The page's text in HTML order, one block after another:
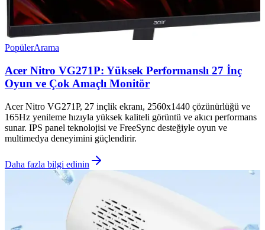
PopülerArama
Acer Nitro VG271P: Yüksek Performanslı 27 İnç
Oyun ve Çok Amaçlı Monitör
Acer Nitro VG271P, 27 inçlik ekranı, 2560x1440 çözünürlüğü ve
165Hz yenileme hızıyla yüksek kaliteli görüntü ve akıcı performans
sunar. IPS panel teknolojisi ve FreeSync desteğiyle oyun ve
multimedya deneyimini güçlendirir.
Daha fazla bilgi edinin